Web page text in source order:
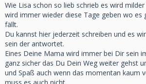
Wie Lisa schon so lieb schrieb es wird
wird immer wieder diese Tage geben wo es
fällt.
Du kannst hier jederzeit schreiben und es
sein der antwortet.
Eines Deine Mama wird immer bei Dir sein
ganz sicher das Du Dein Weg weiter gehst
und Spaß auch wenn das momentan kaum